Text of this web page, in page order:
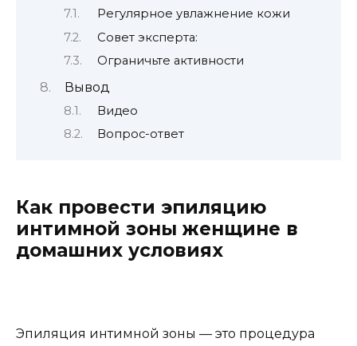
Регулярное увлажнение кожи
Совет эксперта:
Ограничьте активности
Вывод
Видео
Вопрос-ответ
Как провести эпиляцию
интимной зоны женщине в
домашних условиях
Эпиляция интимной зоны — это процедура